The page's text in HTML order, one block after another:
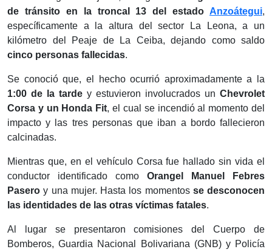
de tránsito en la troncal 13 del estado Anzoátegui,
específicamente a la altura del sector La Leona, a un
kilómetro del Peaje de La Ceiba, dejando como saldo
cinco personas fallecidas.
Se conoció que, el hecho ocurrió aproximadamente a la
1:00 de la tarde y estuvieron involucrados un Chevrolet
Corsa y un Honda Fit, el cual se incendió al momento del
impacto y las tres personas que iban a bordo fallecieron
calcinadas.
Mientras que, en el vehículo Corsa fue hallado sin vida el
conductor identificado como Orangel Manuel Febres
Pasero y una mujer. Hasta los momentos se desconocen
las identidades de las otras víctimas fatales.
Al lugar se presentaron comisiones del Cuerpo de
Bomberos, Guardia Nacional Bolivariana (GNB) y Policía